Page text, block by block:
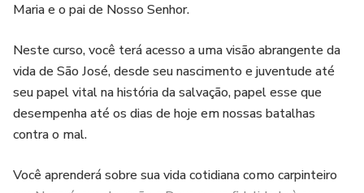
Maria e o pai de Nosso Senhor.
Neste curso, você terá acesso a uma visão abrangente da
vida de São José, desde seu nascimento e juventude até
seu papel vital na história da salvação, papel esse que
desempenha até os dias de hoje em nossas batalhas
contra o mal.
Você aprenderá sobre sua vida cotidiana como carpinteiro